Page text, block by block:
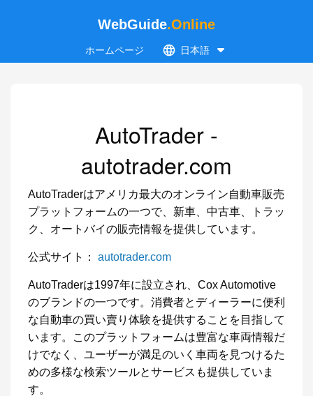
WebGuide.Online
ホームページ 日本語
AutoTrader -
autotrader.com
AutoTraderはアメリカ最大のオンライン自動車販売
プラットフォームの一つで、新車、中古車、トラッ
ク、オートバイの販売情報を提供しています。
公式サイト： autotrader.com
AutoTraderは1997年に設立され、Cox Automotive
のブランドの一つです。消費者とディーラーに便利
な自動車の買い賣り体験を提供することを目指して
います。このプラットフォームは豊富な車両情報だ
けでなく、ユーザーが満足のいく車両を見つけるた
めの多様な検索ツールとサービスも提供していま
す。